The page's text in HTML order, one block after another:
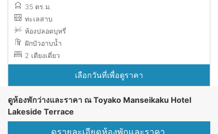
35 ตร.ม.
ทะเลสาบ
ห้องปลอดบุหรี่
ฝักบัวอาบน้ำ
2 เตียงเดี่ยว
เลือกวันที่เพื่อดูราคา
ดูห้องพักว่างและราคา ณ Toyako Manseikaku Hotel
Lakeside Terrace
ดูรายละเอียดห้องพักและราคา